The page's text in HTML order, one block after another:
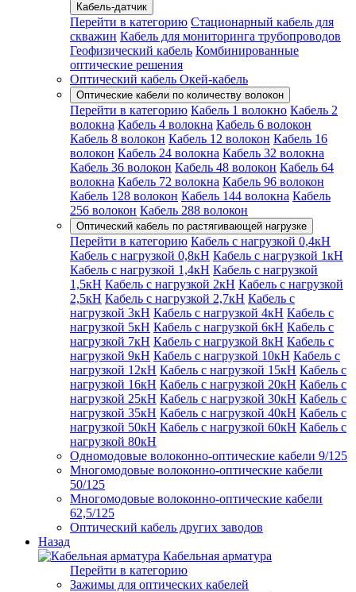
Кабель-датчик
Перейти в категорию Стационарный кабель для
скважин Кабель для мониторинга трубопроводов
Геофизический кабель Комбинированные
оптические решения
Оптический кабель Окей-кабель
Оптические кабели по количеству волокон
Перейти в категорию Кабель 1 волокно Кабель 2
волокна Кабель 4 волокна Кабель 6 волокон
Кабель 8 волокон Кабель 12 волокон Кабель 16
волокон Кабель 24 волокна Кабель 32 волокна
Кабель 36 волокон Кабель 48 волокон Кабель 64
волокна Кабель 72 волокна Кабель 96 волокон
Кабель 128 волокон Кабель 144 волокна Кабель
256 волокон Кабель 288 волокон
Оптический кабель по растягивающей нагрузке
Перейти в категорию Кабель с нагрузкой 0,4кН
Кабель с нагрузкой 0,8кН Кабель с нагрузкой 1кН
Кабель с нагрузкой 1,4кН Кабель с нагрузкой
1,5кН Кабель с нагрузкой 2кН Кабель с нагрузкой
2,5кН Кабель с нагрузкой 2,7кН Кабель с
нагрузкой 3кН Кабель с нагрузкой 4кН Кабель с
нагрузкой 5кН Кабель с нагрузкой 6кН Кабель с
нагрузкой 7кН Кабель с нагрузкой 8кН Кабель с
нагрузкой 9кН Кабель с нагрузкой 10кН Кабель с
нагрузкой 12кН Кабель с нагрузкой 15кН Кабель с
нагрузкой 16кН Кабель с нагрузкой 20кН Кабель с
нагрузкой 25кН Кабель с нагрузкой 30кН Кабель с
нагрузкой 35кН Кабель с нагрузкой 40кН Кабель с
нагрузкой 50кН Кабель с нагрузкой 60кН Кабель с
нагрузкой 80кН
Одномодовые волоконно-оптические кабели 9/125
Многомодовые волоконно-оптические кабели
50/125
Многомодовые волоконно-оптические кабели
62,5/125
Оптический кабель других заводов
Назад
Кабельная арматура
Перейти в категорию
Зажимы для оптических кабелей